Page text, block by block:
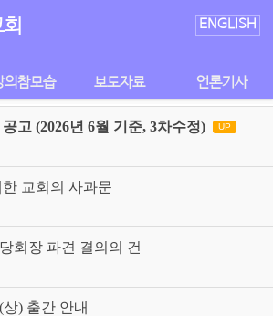
ENGLISH
의참모습 보도자료 언론기사
고 (2026년 6월 기준, 3차수정) UP
교회의 사과문
회장 파견 결의의 건
) 출간 안내